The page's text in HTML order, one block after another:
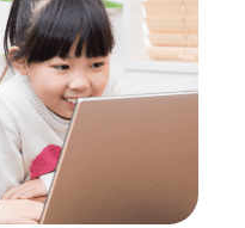
グ」
た最適な声掛けを実施。
頭できる環境です。
台」作り
てて考える力」は、算
じる一生モノの武器に